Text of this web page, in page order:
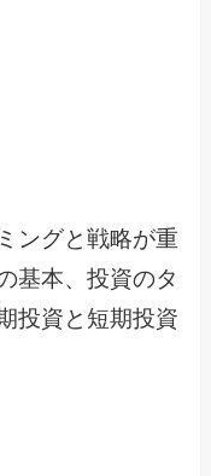
ングと戦略が重
基本、投資のタ
投資と短期投資